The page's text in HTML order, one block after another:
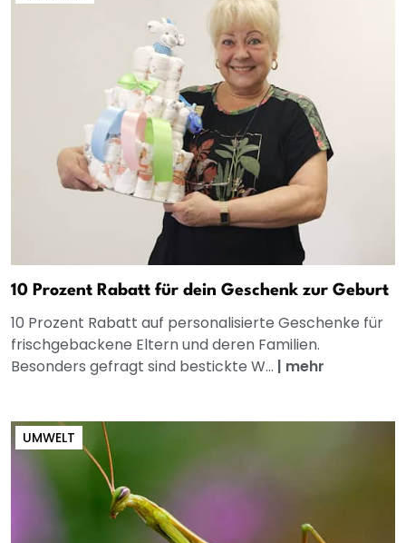
10 Prozent Rabatt für dein Geschenk zur Geburt
10 Prozent Rabatt auf personalisierte Geschenke für
frischgebackene Eltern und deren Familien.
Besonders gefragt sind bestickte W... | mehr
UMWELT